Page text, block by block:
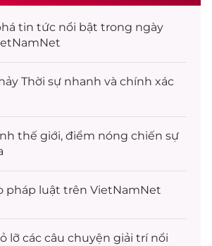
tin tức nổi bật trong ngày
Thời sự nhanh và chính xác
thế giới, điểm nóng chiến sự
pháp luật trên VietNamNet
lỡ các câu chuyện giải trínổi